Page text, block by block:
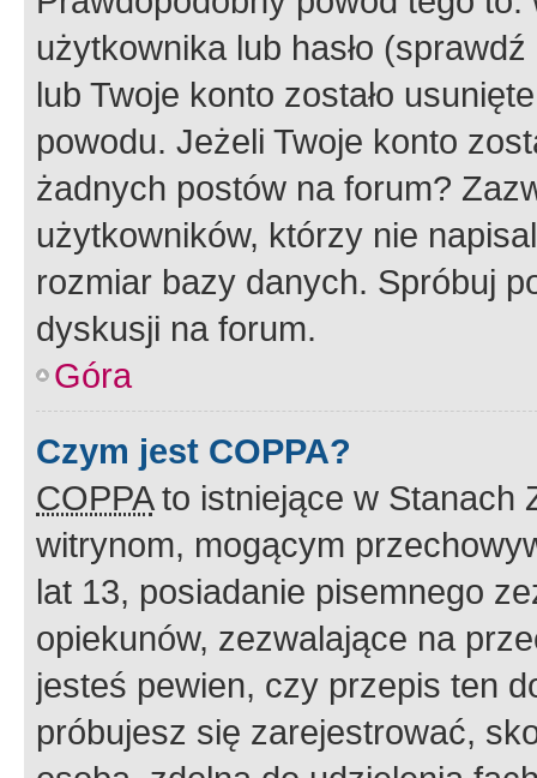
użytkownika lub hasło
lub Twoje konto zostało
powodu. Jeżeli Twoje konto
żadnych postów na forum?
użytkowników, którzy nie
rozmiar bazy danych. Spróbuj
dyskusji na forum.
Góra
Czym jest COPPA?
COPPAto istniejące w Stanach
witrynom, mogącym
lat 13, posiadanie pisemnego
opiekunów, zezwalające na
jesteś pewien, czy przepis ten
próbujesz się zarejestrować,